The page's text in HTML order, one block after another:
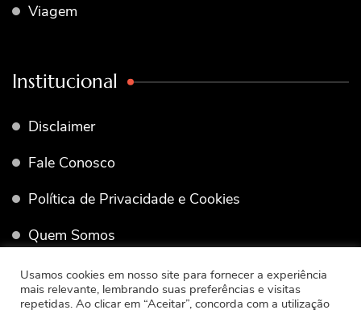
Viagem
Institucional
Disclaimer
Fale Conosco
Política de Privacidade e Cookies
Quem Somos
Termos de Uso
Usamos cookies em nosso site para fornecer a experiência
mais relevante, lembrando suas preferências e visitas
repetidas. Ao clicar em “Aceitar”, concorda com a utilização